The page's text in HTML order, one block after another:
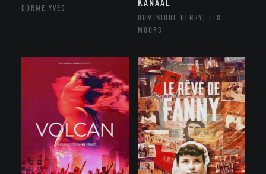
DORME YVES
KANAAL
DOMINIQUE HENRY, ELS
MOORS